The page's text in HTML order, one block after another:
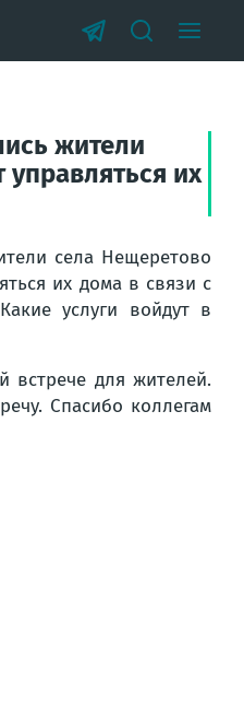
жители
их
села Нещеретово
их дома в связи с
услуги войдут в
для жителей.
Спасибо коллегам